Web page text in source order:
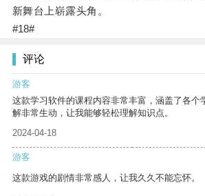
新舞台上崭露头角。
#18#
评论
游客
这款学习软件的课程内容非常丰富，涵盖了各个
解非常生动，让我能够轻松理解知识点。
2024-04-18
游客
这款游戏的剧情非常感人，让我久久不能忘怀。